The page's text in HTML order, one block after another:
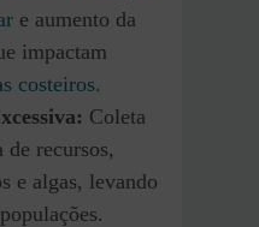
e aumento da
impactam
costeiros.
Coleta
recursos,
e algas, levando